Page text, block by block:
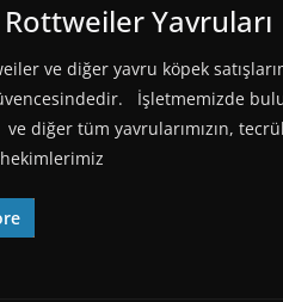
Rottweiler Yavruları
ve diğer yavru köpek
İşletmemizde
diğer tüm yavrularımızın,